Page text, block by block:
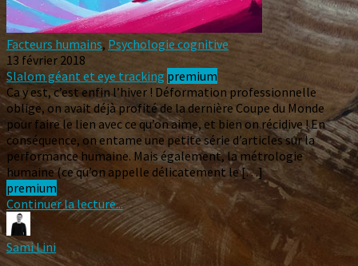
Facteurs humains, Psychologie cognitive
13 février 2018
Slalom géant et eye tracking premium
Ca y est, c’est enfin l’hiver ! Déformation professionnelle
oblige, on avait déjà profité de la dernière Coupe du Monde
pour faire le lien avec ce qu’on aime, et bien on récidive ! En
conséquence, on entame une petite série d’articles sur la
performance humaine. Mais également, la métrologie
humaine (ce qu’on appelle délicatement le […]
premium
Continuer la lecture...
Sami Lini